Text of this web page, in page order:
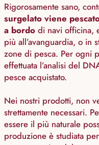
Rigorosamente sano,
surgelato viene
a bordo di navi officina,
più all’avanguardia, o in
zone di pesca. Per ogni
effettuata l’analisi del
pesce acquistato.
Nei nostri prodotti, non
strettamente necessari.
essere il più naturale
produzione è studiata